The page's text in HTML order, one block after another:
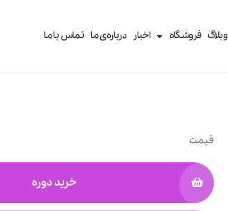
وبلاگ فروشگاه اخبار درباره‌ی ما تماس با ما
قیمت
خرید دوره